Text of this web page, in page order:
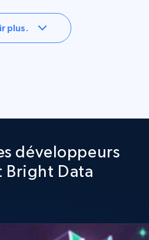
plus.
développeurs
Bright Data